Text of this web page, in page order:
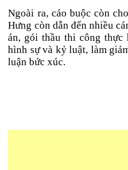
Ngoài ra, cáo buộc còn
Hưng còn dẫn đến nhiều
án, gói thầu thi công
hình sự và kỷ luật, làm
luận bức xúc.